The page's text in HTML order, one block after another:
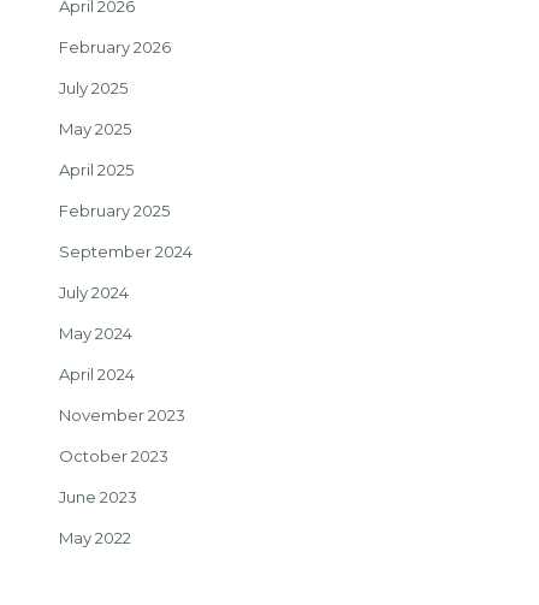
April 2026
February 2026
July 2025
May 2025
April 2025
February 2025
September 2024
July 2024
May 2024
April 2024
November 2023
October 2023
June 2023
May 2022